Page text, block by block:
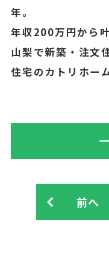
年。
年収200万円から
山梨で新築・注文
住宅のカトリホー
前へ